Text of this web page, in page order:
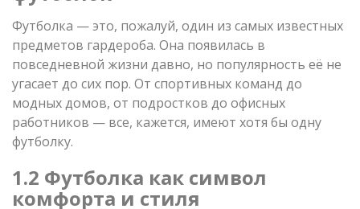
Футболка — это, пожалуй, один из самых известных
предметов гардероба. Она появилась в
повседневной жизни давно, но популярность её не
угасает до сих пор. От спортивных команд до
модных домов, от подростков до офисных
работников — все, кажется, имеют хотя бы одну
футболку.
1.2 Футболка как символ
комфорта и стиля